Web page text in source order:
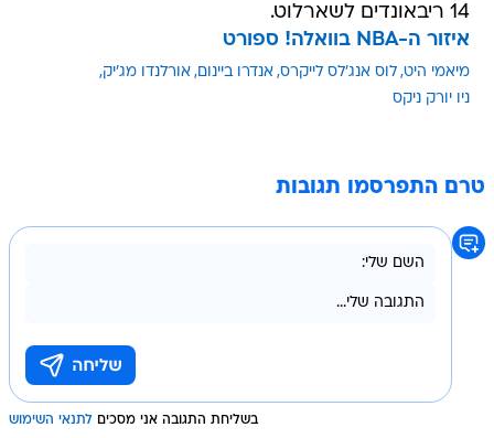
14 ריבאונדים לשארלוט.
איזור ה-NBA בוואלה! ספורט
מיאמי היט לוס אנג'לס לייקרס אנדרו ביינום אורלנדו מג'יק
ניו יורק ניקס
טרם התפרסמו תגובות
בשליחת התגובה אני מסכים לתנאי השימוש